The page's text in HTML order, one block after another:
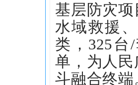
基层防灾
水域救援
类，325台
单，为人
斗融合终